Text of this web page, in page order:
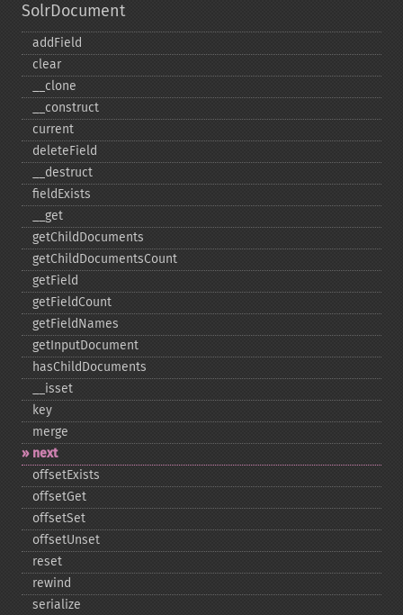
SolrDocument
addField
clear
_​_​clone
_​_​construct
current
deleteField
_​_​destruct
fieldExists
_​_​get
getChildDocuments
getChildDocumentsCount
getField
getFieldCount
getFieldNames
getInputDocument
hasChildDocuments
_​_​isset
key
merge
next
offsetExists
offsetGet
offsetSet
offsetUnset
reset
rewind
serialize